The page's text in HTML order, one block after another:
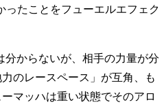
たことをフューエルエフェク
からないが、相手の力量が分
のレースペース」が互角、も
マッハは重い状態でそのアロ